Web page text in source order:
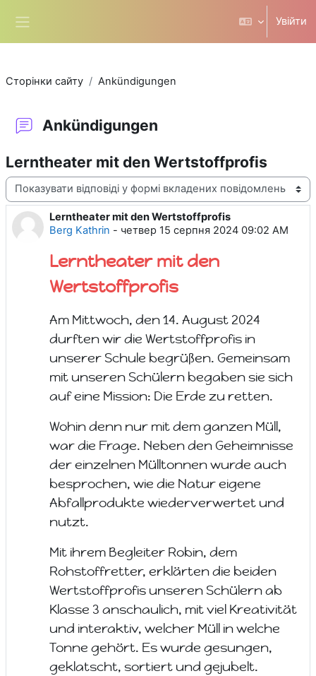
Увійти
Сторінки сайту Ankündigungen
Ankündigungen
Lerntheater mit den Wertstoffprofis
Тип показу
Lerntheater mit den Wertstoffprofis
Berg Kathrin - четвер 15 серпня 2024 09:02 AM
Кількість відповідей: 0
Lerntheater mit den
Wertstoffprofis
Am Mittwoch, den 14. August 2024
durften wir die Wertstoffprofis in
unserer Schule begrüßen. Gemeinsam
mit unseren Schülern begaben sie sich
auf eine Mission: Die Erde zu retten.
Wohin denn nur mit dem ganzen Müll,
war die Frage. Neben den Geheimnisse
der einzelnen Mülltonnen wurde auch
besprochen, wie die Natur eigene
Abfallprodukte wiederverwertet und
nutzt.
Mit ihrem Begleiter Robin, dem
Rohstoffretter, erklärten die beiden
Wertstoffprofis unseren Schülern ab
Klasse 3 anschaulich, mit viel Kreativität
und interaktiv, welcher Müll in welche
Tonne gehört. Es wurde gesungen,
geklatscht, sortiert und gejubelt.